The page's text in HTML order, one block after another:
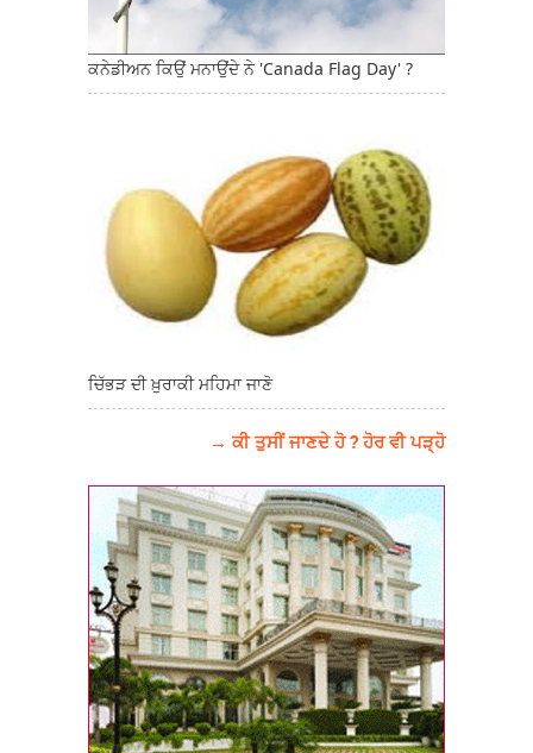
ਕਨੇਡੀਅਨ ਕਿਉਂ ਮਨਾਉਂਦੇ ਨੇ 'Canada Flag Day' ?
ਚਿੱਭੜ ਦੀ ਖ਼ੁਰਾਕੀ ਮਹਿਮਾ ਜਾਣੋ
→ ਕੀ ਤੁਸੀਂ ਜਾਣਦੇ ਹੋ ? ਹੋਰ ਵੀ ਪੜ੍ਹੋ